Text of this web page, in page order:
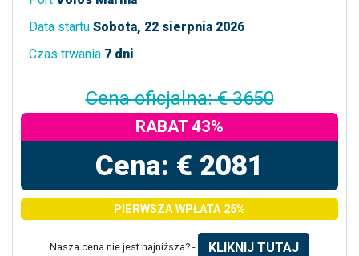
Data startu Sobota, 22 sierpnia 2026
Czas trwania 7 dni
Cena oficjalna: € 3650
RABAT 43%
Cena: € 2081
PIERWSZA WPŁATA 25%
Nasza cena nie jest najniższa? - KLIKNIJ TUTAJ